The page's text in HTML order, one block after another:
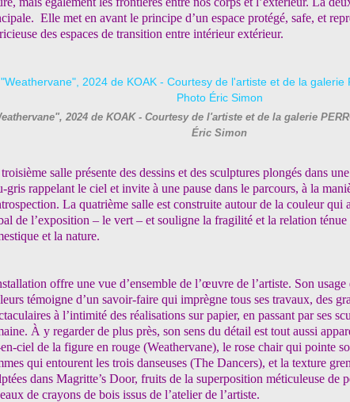
Elle met en avant le principe d’un espace protégé, safe, et
des espaces de transition entre intérieur extérieur.
2024 de KOAK - Courtesy de l'artiste et de la galerie
Éric Simon
salle présente des dessins et des sculptures plongés dans
gris rappelant le ciel et invite à une pause dans le parcours, à la
La quatrième salle est construite autour de la couleur qui
de l’exposition – le vert – et souligne la fragilité et la relation ténue
et la nature.
offre une vue d’ensemble de l’œuvre de l’artiste. Son usage
témoigne d’un savoir-faire qui imprègne tous ses travaux, des
à l’intimité des réalisations sur papier, en passant par ses
À y regarder de plus près, son sens du détail est tout aussi
ciel de la figure en rouge (Weathervane), le rose chair qui pointe
qui entourent les trois danseuses (The Dancers), et la texture
dans Magritte’s Door, fruits de la superposition méticuleuse de
de crayons de bois issus de l’atelier de l’artiste.